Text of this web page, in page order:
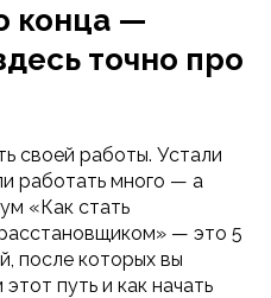
конца —
точно про
своей работы. Устали
работать много — а
«Как стать
— это 5
после которых вы
путь и как начать